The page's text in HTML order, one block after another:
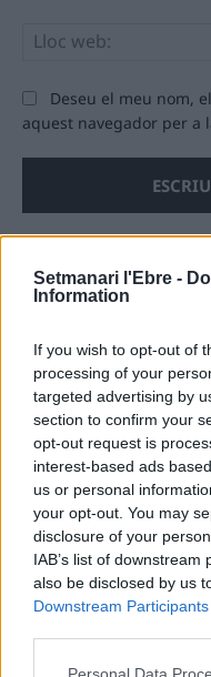
Setmanari l'Ebre -
Information
If you wish to opt-out of
processing of your
targeted advertising by
section to confirm your
opt-out request is
interest-based ads
us or personal
your opt-out. You may
disclosure of your
IAB’s list of
also be disclosed by us
Downstream Participants
Personal Data
Deseu el meu nom,
aquest navegador per a
ÚLTIMES NOTÍCIES
Els
40
31 de
31